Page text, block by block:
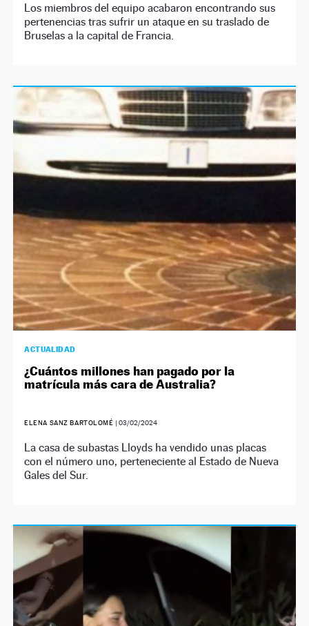
Los miembros del equipo acabaron encontrando sus
pertenencias tras sufrir un ataque en su traslado de
Bruselas a la capital de Francia.
ACTUALIDAD
¿Cuántos millones han pagado por la
matrícula más cara de Australia?
ELENA SANZ BARTOLOMÉ | 03/02/2024
La casa de subastas Lloyds ha vendido unas placas
con el número uno, perteneciente al Estado de Nueva
Gales del Sur.